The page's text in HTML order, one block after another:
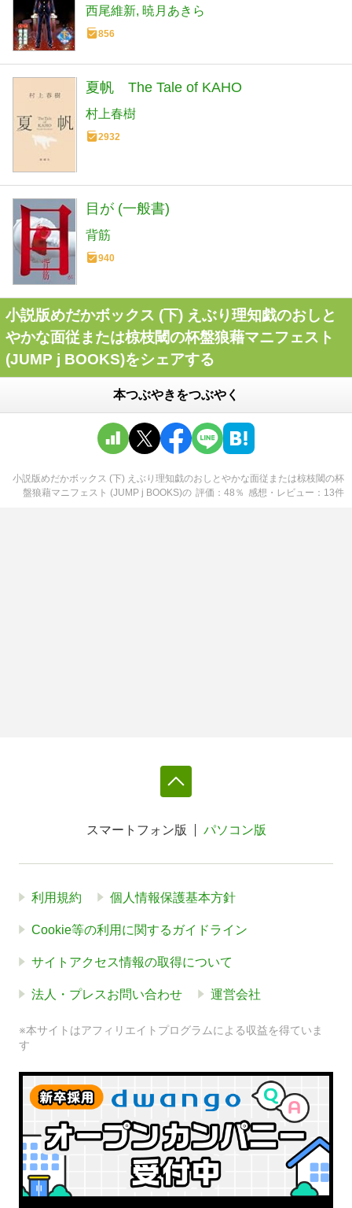
ツワンク』 (JUMP j BOOKS)
西尾維新 暁月あきら
856
夏帆 The Tale of KAHO
村上春樹
2932
目が (一般書)
背筋
940
小説版めだかボックス (下) えぶり理知戯のおしと
やかな面従または椋枝閾の杯盤狼藉マニフェスト
(JUMP j BOOKS)をシェアする
本つぶやきをつぶやく
小説版めだかボックス (下) えぶり理知戯のおしとやかな面従または椋枝閾の杯
盤狼藉マニフェスト (JUMP j BOOKS)の 評価 48 ％ 感想・レビュー 13件
スマートフォン版 パソコン版
利用規約 個人情報保護基本方針
Cookie等の利用に関するガイドライン
サイトアクセス情報の取得について
法人・プレスお問い合わせ 運営会社
※本サイトはアフィリエイトプログラムによる収益を得ていま
す